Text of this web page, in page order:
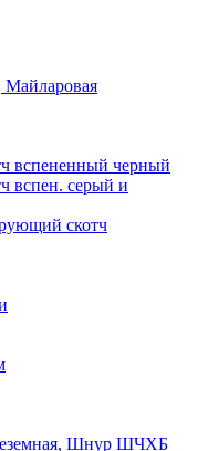
Майларовая
вспененный черный
вспен. серый и
скотч
Шнур ШЧХБ